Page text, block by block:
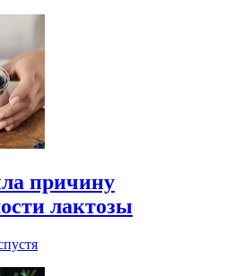
причину
лактозы